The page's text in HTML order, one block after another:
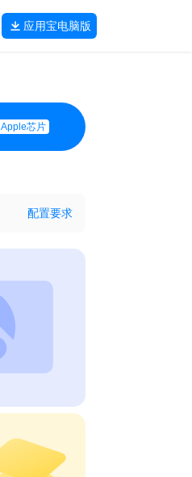
应用宝电脑版
Apple芯片
配置要求